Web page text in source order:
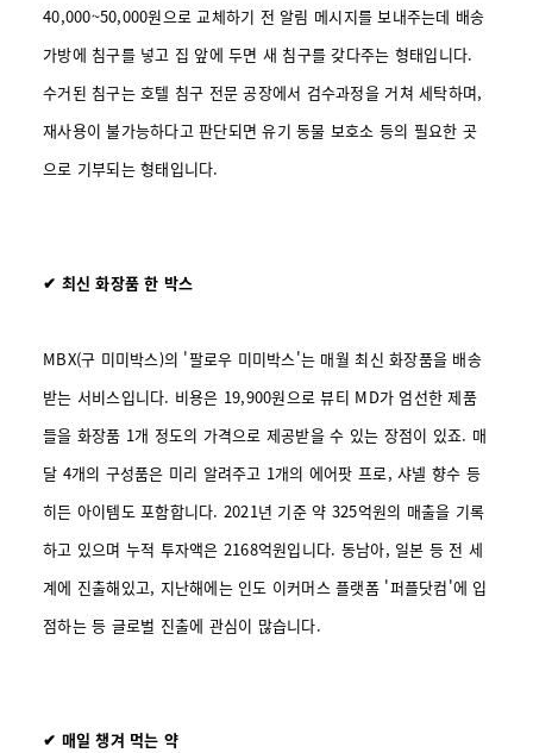
40,000~50,000원으로 교체하기 전 알림 메시지를 보내주는데 배송
가방에 침구를 넣고 집 앞에 두면 새 침구를 갖다주는 형태입니다.
수거된 침구는 호텔 침구 전문 공장에서 검수과정을 거쳐 세탁하며,
재사용이 불가능하다고 판단되면 유기 동물 보호소 등의 필요한 곳
으로 기부되는 형태입니다.
✔ 최신 화장품 한 박스
MBX(구 미미박스)의 '팔로우 미미박스'는 매월 최신 화장품을 배송
받는 서비스입니다. 비용은 19,900원으로 뷰티 MD가 엄선한 제품
들을 화장품 1개 정도의 가격으로 제공받을 수 있는 장점이 있죠. 매
달 4개의 구성품은 미리 알려주고 1개의 에어팟 프로, 샤넬 향수 등
히든 아이템도 포함합니다. 2021년 기준 약 325억원의 매출을 기록
하고 있으며 누적 투자액은 2168억원입니다. 동남아, 일본 등 전 세
계에 진출해있고, 지난해에는 인도 이커머스 플랫폼 '퍼플닷컴'에 입
점하는 등 글로벌 진출에 관심이 많습니다.
✔ 매일 챙겨 먹는 약